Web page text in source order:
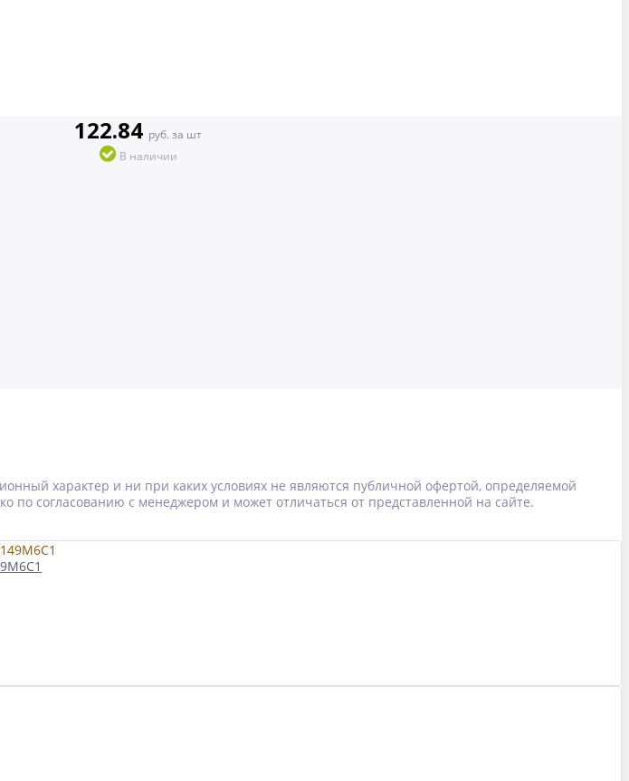
122.84 руб. за шт
В наличии
характер и ни при каких условиях не являются публичной офертой, определяемой
по согласованию с менеджером и может отличаться от представленной на сайте.